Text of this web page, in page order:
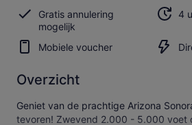
Alle 533
beoordelingen
van Viator
bekijken
Gratis annulering
mogelijk
4 u
Mobiele voucher
Overzicht
Geniet van de prachtige Arizona
tevoren! Zwevend 2.000 - 5.000 voet